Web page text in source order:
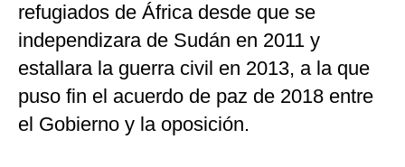
refugiados de África desde que se
independizara de Sudán en 2011 y
estallara la guerra civil en 2013, a la que
puso fin el acuerdo de paz de 2018 entre
el Gobierno y la oposición.